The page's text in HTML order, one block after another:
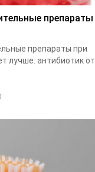
препараты
препараты при
лучше: антибиотик от